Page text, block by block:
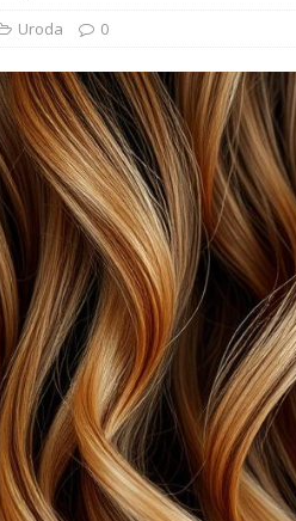
Uroda 0